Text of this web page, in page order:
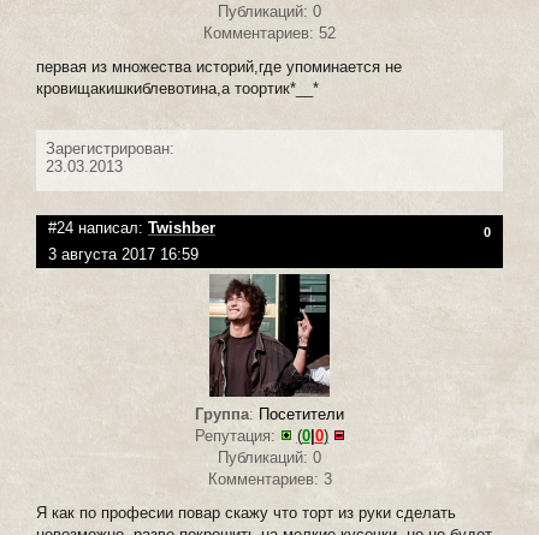
Публикаций: 0
Комментариев: 52
первая из множества историй,где упоминается не
кровищакишкиблевотина,а тоортик*__*
Зарегистрирован:
23.03.2013
#24 написал: Twishber 0
3 августа 2017 16:59
Группа: Посетители
Репутация:
(0| 0)
Публикаций: 0
Комментариев: 3
Я как по професии повар скажу что торт из руки сделать